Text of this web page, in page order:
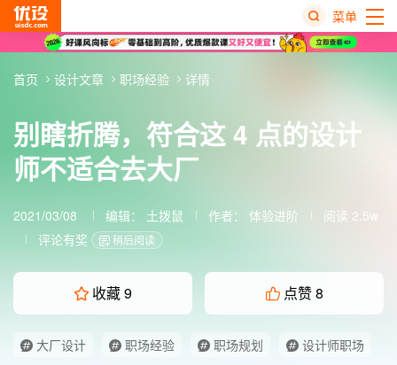
菜单
别瞎折腾，符合这 4 点的设计
师不适合去大厂
2021/03/08 编辑： 土拨鼠 作者： 体验进阶
阅读 2.5w
评论有奖
稍后阅读
收藏9 点赞8
大厂设计 职场经验 职场规划
设计师职场
首页 设计文章 职场经验 详情